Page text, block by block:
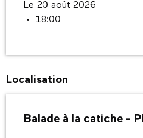
Le 20 août 2026
18:00
Localisation
Balade à la catiche -